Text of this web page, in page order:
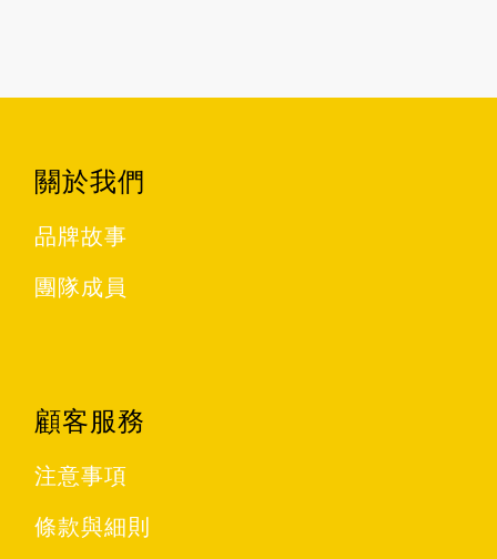
關於我們
品牌故事
團隊成員
顧客服務
注意事項
條款與細則